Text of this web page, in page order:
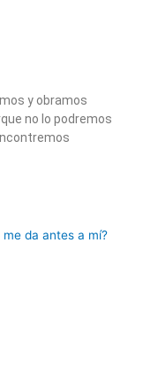
y obramos
no lo podremos